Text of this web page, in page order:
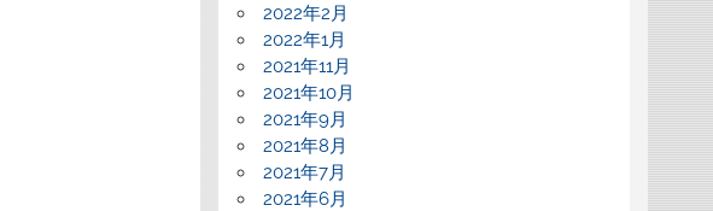
2022年2月
2022年1月
2021年11月
2021年10月
2021年9月
2021年8月
2021年7月
2021年6月